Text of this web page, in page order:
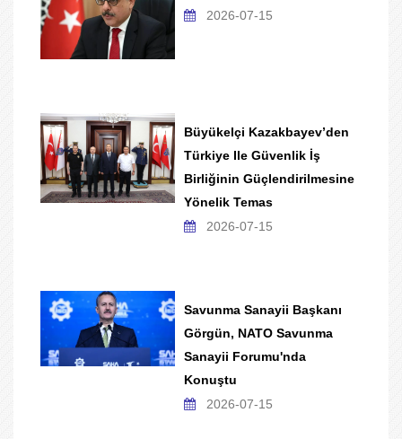
2026-07-15
Büyükelçi Kazakbayev’den
Türkiye Ile Güvenlik İş
Birliğinin Güçlendirilmesine
Yönelik Temas
2026-07-15
Savunma Sanayii Başkanı
Görgün, NATO Savunma
Sanayii Forumu'nda
Konuştu
2026-07-15